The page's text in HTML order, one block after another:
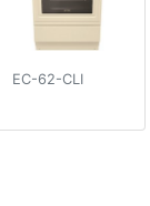
EC-62-CLI